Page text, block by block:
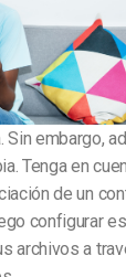
Sin embargo,
Tenga en
de un
configurar
archivos a